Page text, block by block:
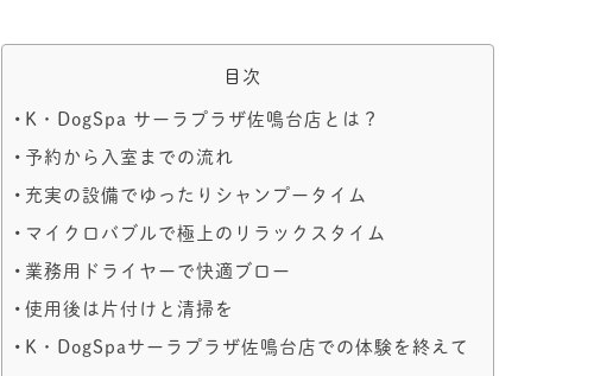
目次
K・DogSpa サーラプラザ佐鳴台店とは？
予約から入室までの流れ
充実の設備でゆったりシャンプータイム
マイクロバブルで極上のリラックスタイム
業務用ドライヤーで快適ブロー
使用後は片付けと清掃を
K・DogSpaサーラプラザ佐鳴台店での体験を終えて